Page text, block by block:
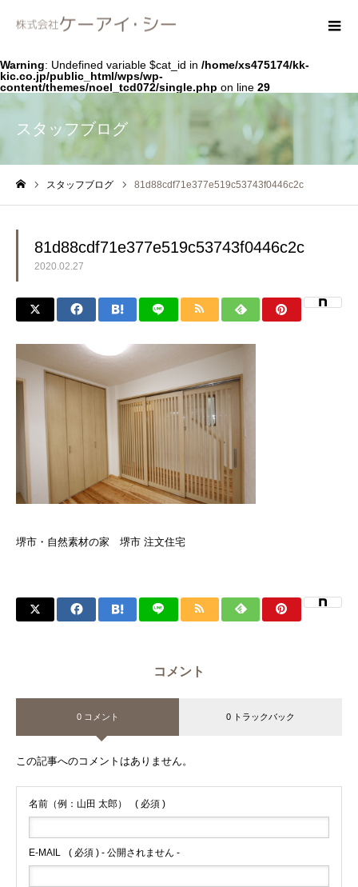
Warning: Undefined variable $cat_id in /home/xs475174/kk-
kic.co.jp/public_html/wps/wp-
content/themes/noel_tcd072/single.php on line 29
スタッフブログ
スタッフブログ 81d88cdf71e377e519c53743f0446c2c
81d88cdf71e377e519c53743f0446c2c
2020.02.27
堺市・自然素材の家 堺市 注文住宅
コメント
0 コメント 0 トラックバック
この記事へのコメントはありません。
名前（例：山田 太郎） ( 必須 )
E-MAIL ( 必須 ) - 公開されません -